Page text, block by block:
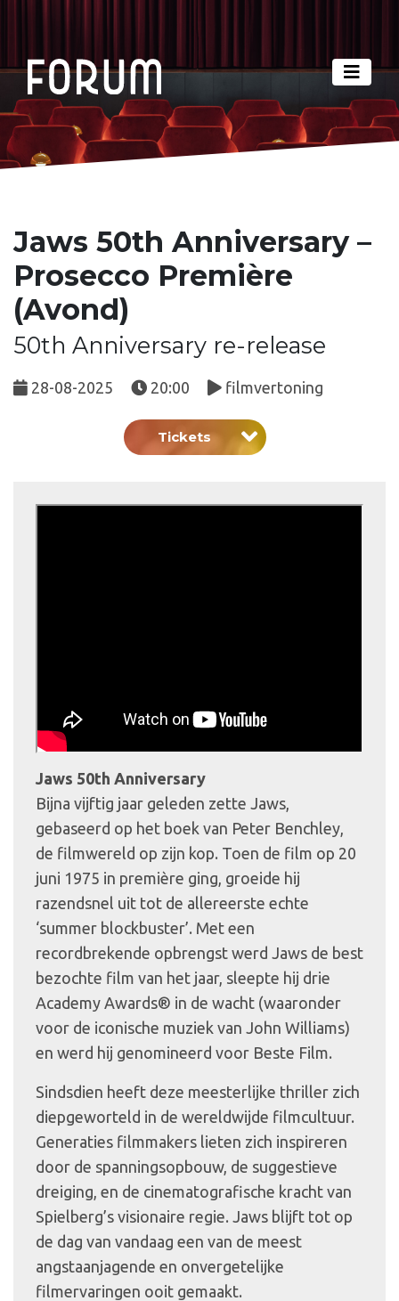
Jaws 50th Anniversary –
Prosecco Première
(Avond)
50th Anniversary re-release
28-08-2025 20:00 filmvertoning
Tickets
Jaws 50th Anniversary
Bijna vijftig jaar geleden zette Jaws,
gebaseerd op het boek van Peter Benchley,
de filmwereld op zijn kop. Toen de film op 20
juni 1975 in première ging, groeide hij
razendsnel uit tot de allereerste echte
‘summer blockbuster’. Met een
recordbrekende opbrengst werd Jaws de best
bezochte film van het jaar, sleepte hij drie
Academy Awards® in de wacht (waaronder
voor de iconische muziek van John Williams)
en werd hij genomineerd voor Beste Film.
Sindsdien heeft deze meesterlijke thriller zich
diepgeworteld in de wereldwijde filmcultuur.
Generaties filmmakers lieten zich inspireren
door de spanningsopbouw, de suggestieve
dreiging, en de cinematografische kracht van
Spielberg’s visionaire regie. Jaws blijft tot op
de dag van vandaag een van de meest
angstaanjagende en onvergetelijke
filmervaringen ooit gemaakt.